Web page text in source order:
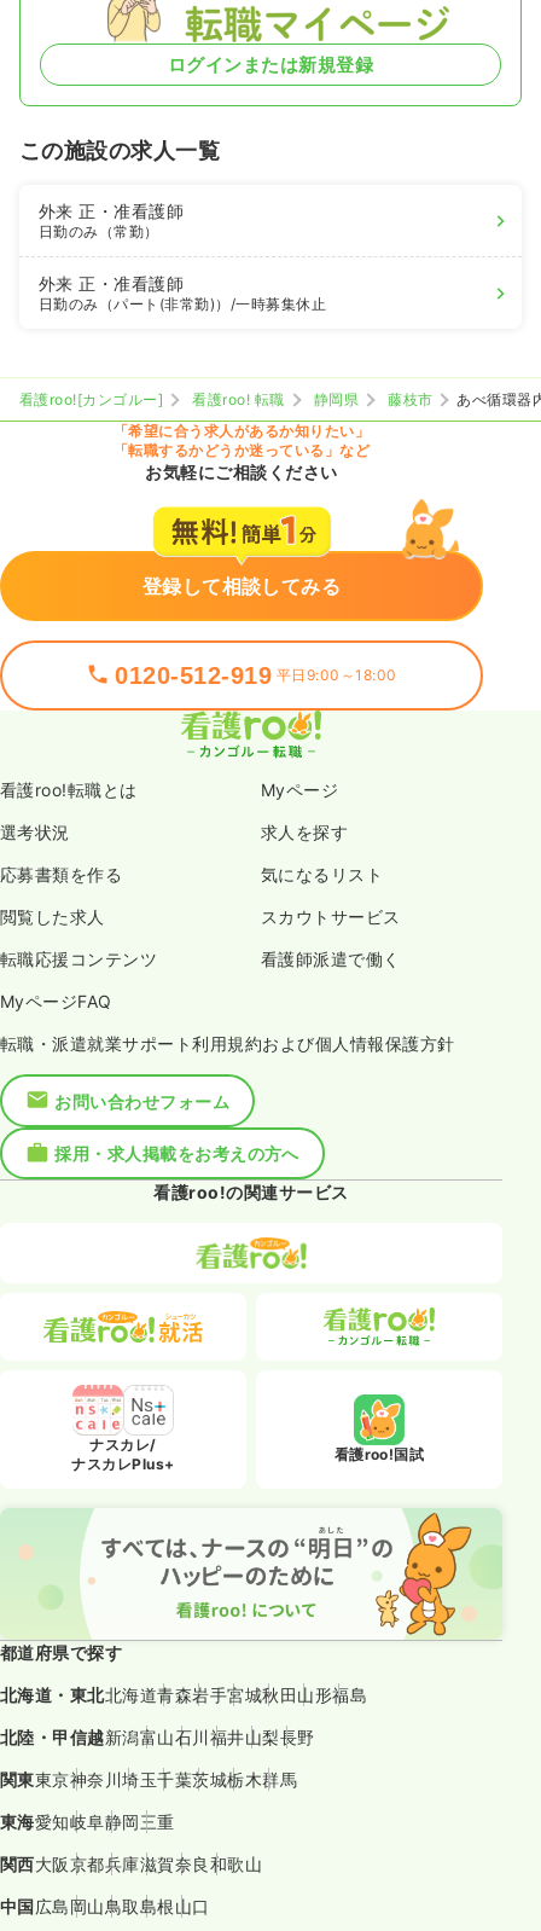
ログインまたは新規登録
この施設の求人一覧
外来正・准看護師
日勤のみ（常勤）
外来正・准看護師
日勤のみ（パート(非常勤)） /一時募集休止
看護roo![カンゴルー] 看護roo! 転職 静岡県 藤枝市
あべ循環器
「希望に合う求人があるか知りたい」
「転職するかどうか迷っている」など
お気軽にご相談ください
登録して相談してみる
0120-512-919 平日9:00～18:00
看護roo!転職とは Myページ
選考状況 求人を探す
応募書類を作る 気になるリスト
閲覧した求人 スカウトサービス
転職応援コンテンツ 看護師派遣で働く
MyページFAQ
転職・派遣就業サポート利用規約および個人情報保護方針
お問い合わせフォーム
採用・求人掲載をお考えの方へ
看護roo!の関連サービス
ナスカレ/
ナスカレPlus+
看護roo!国試
都道府県で探す
北海道・東北北海道青森岩手宮城秋田山形福島
北陸・甲信越新潟富山石川福井山梨長野
関東東京神奈川埼玉千葉茨城栃木群馬
東海愛知岐阜静岡三重
関西大阪京都兵庫滋賀奈良和歌山
中国広島岡山鳥取島根山口